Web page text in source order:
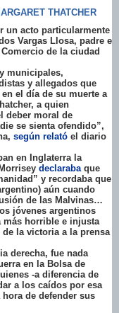
THATCHER
un acto particularmente
Vargas Llosa, padre e
de la ciudad
municipales,
y allegados que
el día de su muerte a
a quien
deber moral de
se sienta ofendido”,
según relató el diario
en Inglaterra la
declarabaque
y recordaba que
aún cuando
de las Malvinas…
jóvenes argentinos
más horrible e injusta
la victoria a la prensa
derecha, fue nada
en la Bolsa de
-a diferencia de
a los caídos por esa
de defender sus